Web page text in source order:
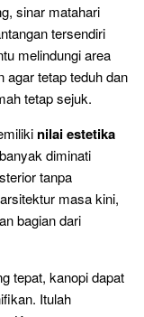
sinar matahari
tersendiri
melindungi area
agar tetap teduh dan
tetap sejuk.
nilai estetika
diminati
tanpa
masa kini,
bagian dari
tepat, kanopi dapat
Itulah